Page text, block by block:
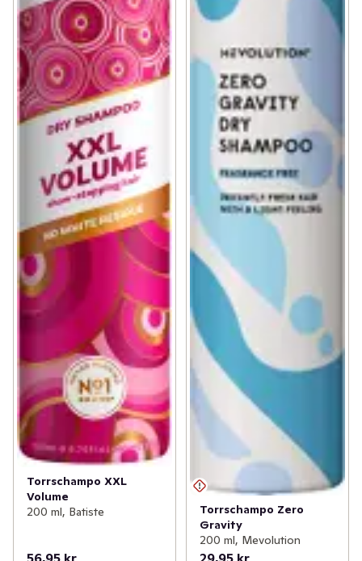
Torrschampo XXL
Volume
200 ml, Batiste
56,95 kr
Torrschampo Zero
Gravity
200 ml, Mevolution
29,95 kr